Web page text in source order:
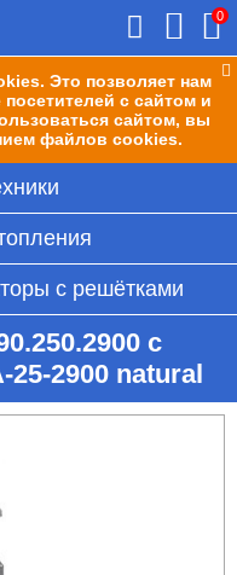
Это позволяет нам
с сайтом и
сайтом, вы
файлов cookies.
0
с решётками
с
25-2900 natural